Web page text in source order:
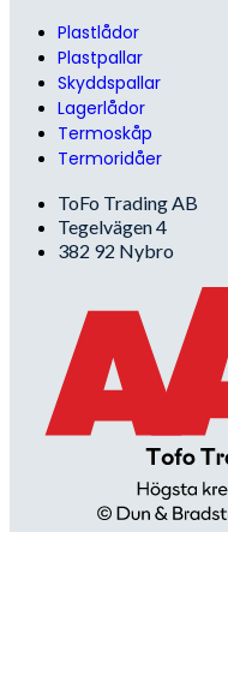
Plastlådor
Plastpallar
Skyddspallar
Lagerlådor
Termoskåp
Termoridåer
ToFo Trading AB
Tegelvägen 4
382 92 Nybro